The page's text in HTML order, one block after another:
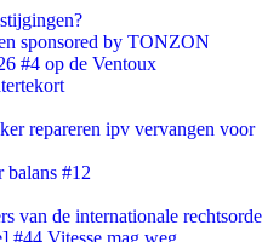
sponsored by TONZON
#4 op de Ventoux
repareren ipv vervangen voor
#12
van de internationale rechtsorde
#44 Vitesse mag weg